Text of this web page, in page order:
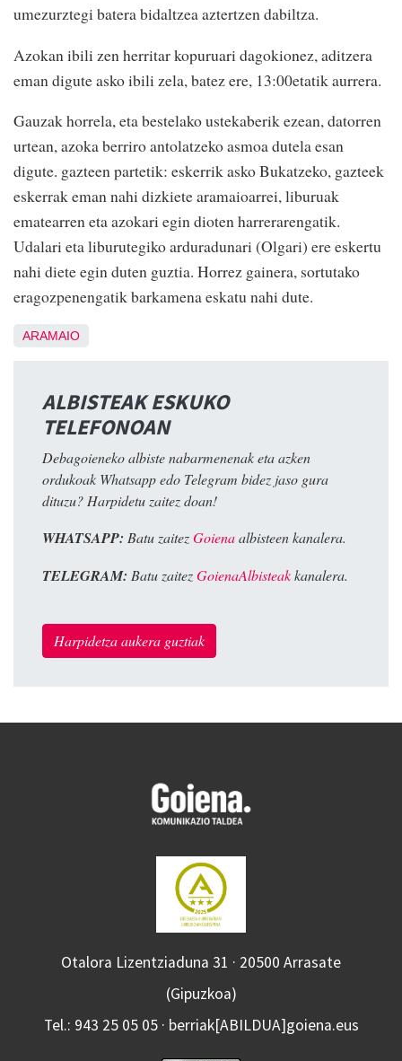
umezurztegi batera bidaltzea aztertzen dabiltza.
Azokan ibili zen herritar kopuruari dagokionez, aditzera
eman digute asko ibili zela, batez ere, 13:00etatik aurrera.
Gauzak horrela, eta bestelako ustekaberik ezean, datorren
urtean, azoka berriro antolatzeko asmoa dutela esan
digute. gazteen partetik: eskerrik asko Bukatzeko, gazteek
eskerrak eman nahi dizkiete aramaioarrei, liburuak
ematearren eta azokari egin dioten harrerarengatik.
Udalari eta liburutegiko arduradunari (Olgari) ere eskertu
nahi diete egin duten guztia. Horrez gainera, sortutako
eragozpenengatik barkamena eskatu nahi dute.
ARAMAIO
ALBISTEAK ESKUKO
TELEFONOAN
Debagoieneko albiste nabarmenenak eta azken
ordukoak Whatsapp edo Telegram bidez jaso gura
dituzu? Harpidetu zaitez doan!
WHATSAPP: Batu zaitezGoienaalbisteen kanalera.
TELEGRAM: Batu zaitezGoienaAlbisteakkanalera.
Harpidetza aukera guztiak
Otalora Lizentziaduna 31 · 20500 Arrasate
(Gipuzkoa)
Tel.: 943 25 05 05 · berriak[ABILDUA]goiena.eus